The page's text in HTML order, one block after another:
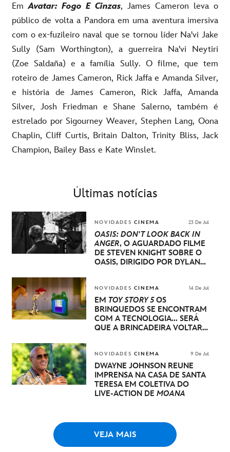
EmAvatar: Fogo E Cinzas, James Cameron leva o
público de volta a Pandora em uma aventura imersiva
com o ex-fuzileiro naval que se tornou líder Na'vi Jake
Sully (Sam Worthington), a guerreira Na'vi Neytiri
(Zoe Saldaña) e a família Sully. O filme, que tem
roteiro de James Cameron, Rick Jaffa e Amanda Silver,
e história de James Cameron, Rick Jaffa, Amanda
Silver, Josh Friedman e Shane Salerno, também é
estrelado por Sigourney Weaver, Stephen Lang, Oona
Chaplin, Cliff Curtis, Britain Dalton, Trinity Bliss, Jack
Champion, Bailey Bass e Kate Winslet.
Últimas notícias
NOVIDADES CINEMA 23 De Jul
OASIS: DON’T LOOK BACK IN
ANGER, O AGUARDADO FILME
DE STEVEN KNIGHT SOBRE O
OASIS, DIRIGIDO POR DYLAN
NO FESTIVAL INTERNACIONAL
DE CINEMA DE VENEZA
NOVIDADES CINEMA 14 De Jul
EM TOY STORY 5OS
BRINQUEDOS SE ENCONTRAM
COM A TECNOLOGIA... SERÁ
QUE A BRINCADEIRA VOLTARÁ
NOVIDADES CINEMA 9 De Jul
DWAYNE JOHNSON REÚNE
IMPRENSA NA CASA DE SANTA
TERESA EM COLETIVA DO
LIVE-ACTION DE MOANA
VEJA MAIS